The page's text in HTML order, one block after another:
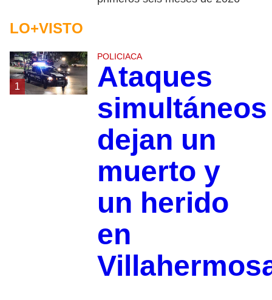
LO+VISTO
1
POLICIACA
Ataques
simultáneos
dejan un
muerto y
un herido
en